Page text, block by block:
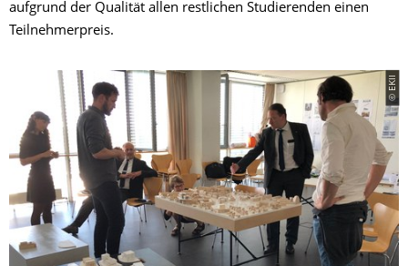
aufgrund der Qualität allen restlichen Studierenden einen
Teilnehmerpreis.
© EKII